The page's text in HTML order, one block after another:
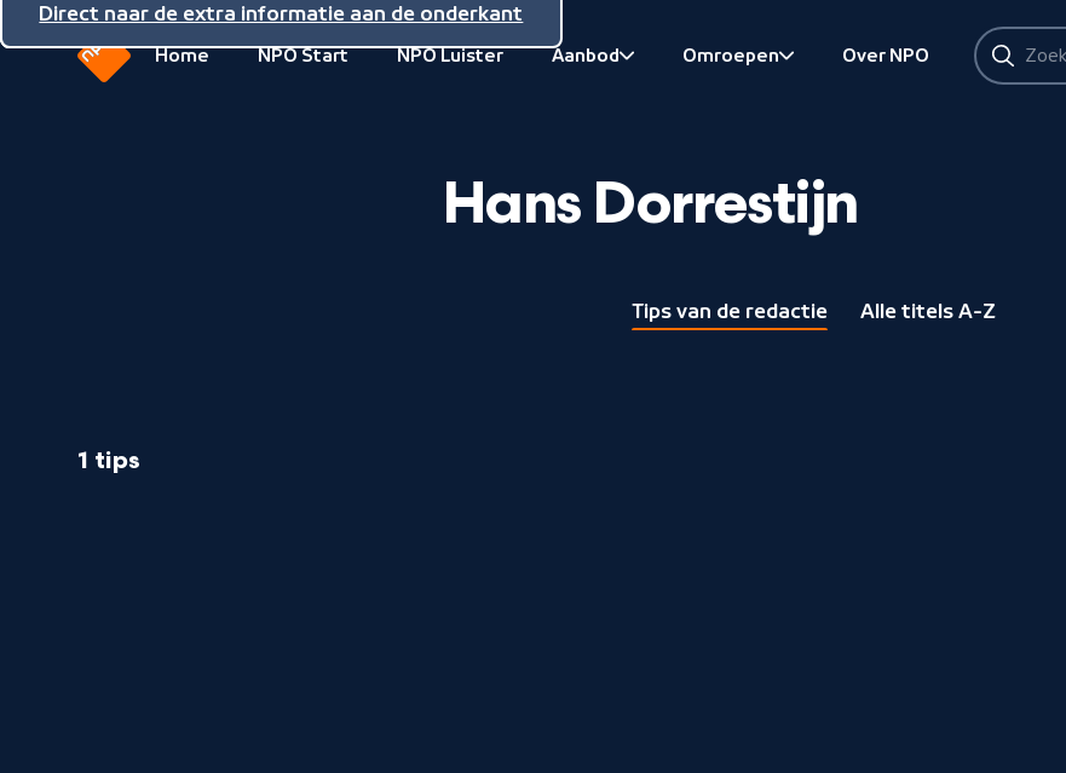
Direct naar de inhoud
Direct naar de hoofdnavigatie
Direct naar de extra informatie aan de onderkant
Home NPO Start NPO Luister
Aanbod
Omroepen
Over NPO
Zoeken
Zoeken
Hans Dorrestijn
Tips van de redactie Alle titels A-Z
1 tips